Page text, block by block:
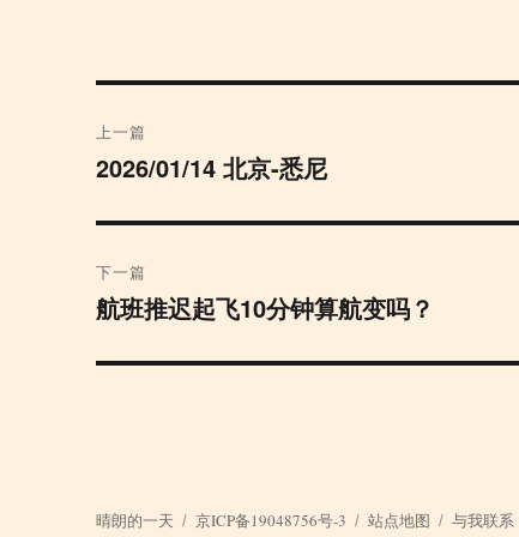
章
航
上一篇
上
文
章：
2026/01/14 北京-悉尼
下一篇
下
文
航班推迟起飞10分钟算航变吗？
晴朗的一天 京ICP备19048756号-3 站点地图 与我联系